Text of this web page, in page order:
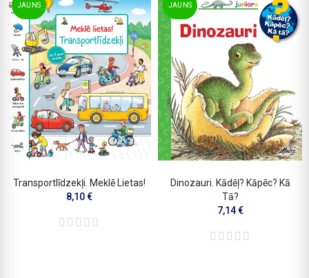
JAUNS
Transportlīdzekļi. Meklē Lietas!
8,10 €
JAUNS
Dinozauri. Kādēļ? Kāpēc? Kā
Tā?
7,14 €